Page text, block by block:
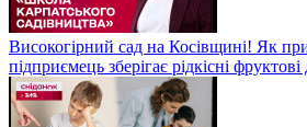
Високогірний сад на Косівщині! Як
підприємець зберігає рідкісні фруктові